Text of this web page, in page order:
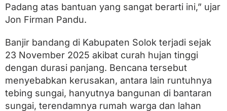
Padang atas bantuan yang sangat berarti ini,” ujar
Jon Firman Pandu.
Banjir bandang di Kabupaten Solok terjadi sejak
23 November 2025 akibat curah hujan tinggi
dengan durasi panjang. Bencana tersebut
menyebabkan kerusakan, antara lain runtuhnya
tebing sungai, hanyutnya bangunan di bantaran
sungai, terendamnya rumah warga dan lahan